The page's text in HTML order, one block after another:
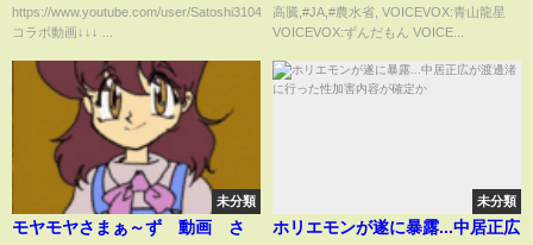
https://www.youtube.com/user/Satoshi3104​
コラボ動画↓↓↓ ...
上げ状態に…
高騰,#JA,#農水省, VOICEVOX:青山龍星
VOICEVOX:ずんだもん VOICE...
未分類
モヤモヤさまぁ～ず 動画 さ
未分類
ホリエモンが遂に暴露...中居正広